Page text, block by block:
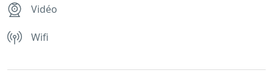
Vidéo
Wifi